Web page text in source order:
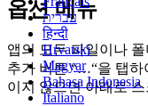
עברית
हिन्दी
Hrvatski
Magyar
Bahasa Indonesia
Italiano
옵션 메뉴
앱의 모든 파일이나
추가 버튼 “…“을 탭하
이지 않으면 아래로